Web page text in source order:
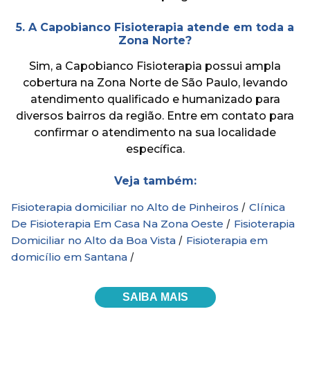
5. A Capobianco Fisioterapia atende em toda a
Zona Norte?
Sim, a Capobianco Fisioterapia possui ampla
cobertura na Zona Norte de São Paulo, levando
atendimento qualificado e humanizado para
diversos bairros da região. Entre em contato para
confirmar o atendimento na sua localidade
específica.
Veja também:
Fisioterapia domiciliar no Alto de Pinheiros / Clínica
De Fisioterapia Em Casa Na Zona Oeste / Fisioterapia
Domiciliar no Alto da Boa Vista / Fisioterapia em
domicílio em Santana /
SAIBA MAIS